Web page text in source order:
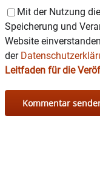
Mit der Nutzung
Speicherung und
Website
der
Leitfaden für die